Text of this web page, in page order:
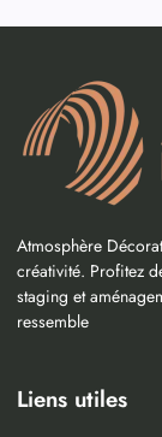
Atmosphère
créativité. Profitez
staging et
ressemble
Liens utiles